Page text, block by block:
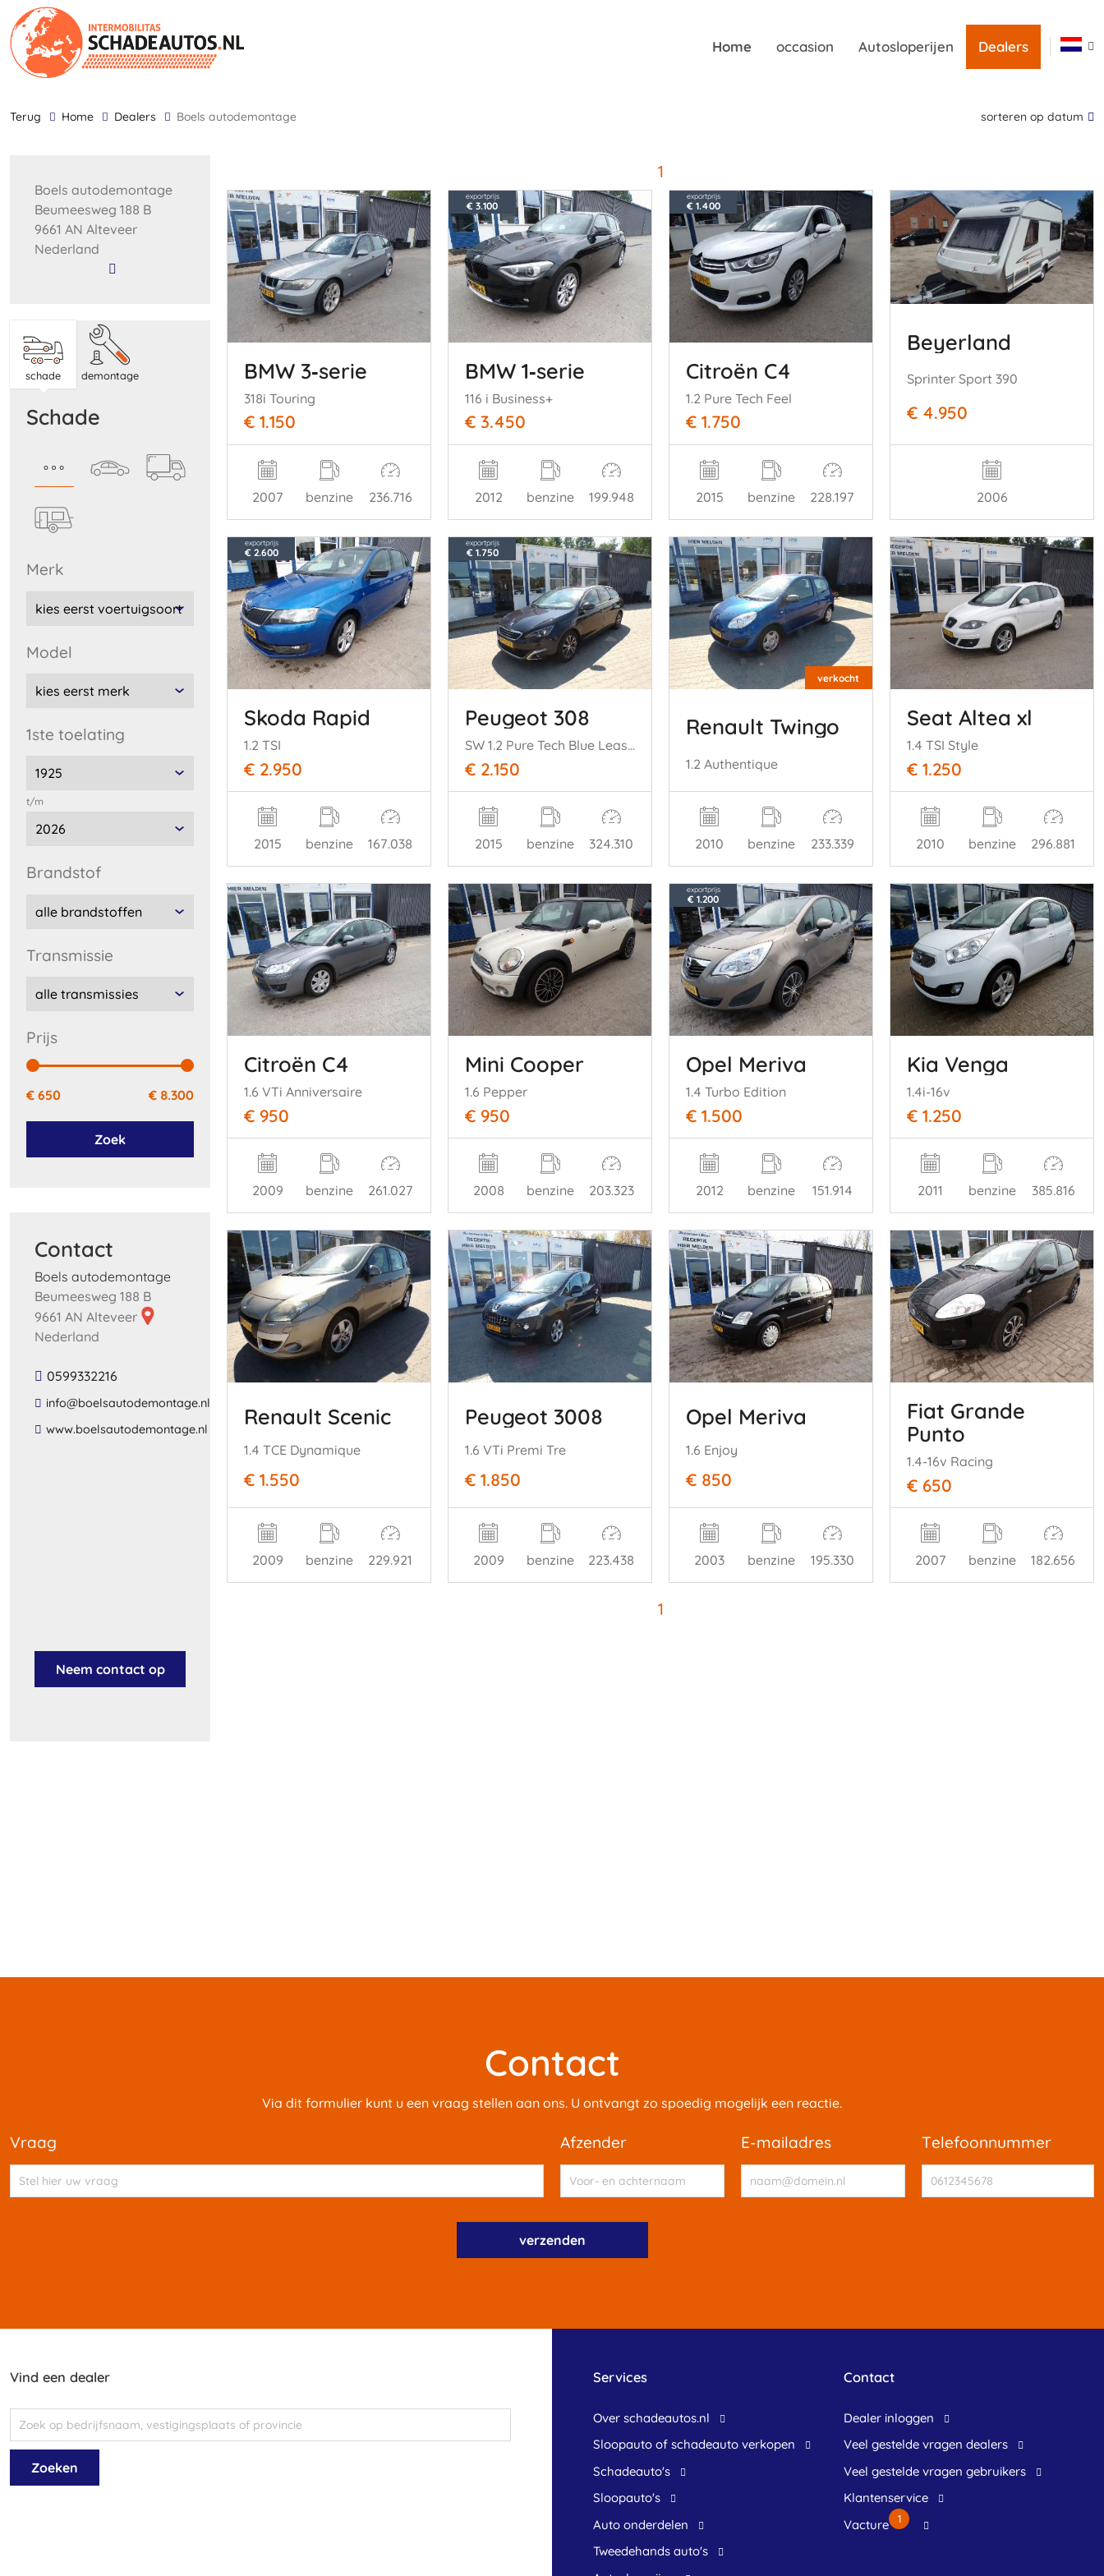
Home occasion Autosloperijen Dealers
terug Home Dealers Boels autodemontage sorteren op datum
Boels autodemontage
Beumeesweg 188 B
9661 AN Alteveer
Nederland
schade demontage
schade
merk
model
1ste toelating
t/m
brandstof
transmissie
prijs
€ 650 € 8.300
Zoek
Contact
Boels autodemontage
Beumeesweg 188 B
9661 AN Alteveer
Nederland
0599332216
​info​@​boelsautodemontage​.​nl​
​www​.​boelsautodemontage​.​nl​
Neem contact op
1
BMW 3‑serie
318i Touring
€ 1.150
2007 benzine 236.716
exportprijs
€ 3.100
BMW 1‑serie
116 i Business+
€ 3.450
2012 benzine 199.948
exportprijs
€ 1.400
Citroën C4
1.2 Pure Tech Feel
€ 1.750
2015 benzine 228.197
Beyerland
Sprinter Sport 390
€ 4.950
2006
exportprijs
€ 2.600
Skoda Rapid
1.2 TSI
€ 2.950
2015 benzine 167.038
exportprijs
€ 1.750
Peugeot 308
SW 1.2 Pure Tech Blue Lease Premium
€ 2.150
2015 benzine 324.310
verkocht
Renault Twingo
1.2 Authentique
2010 benzine 233.339
Seat Altea xl
1.4 TSI Style
€ 1.250
2010 benzine 296.881
Citroën C4
1.6 VTi Anniversaire
€ 950
2009 benzine 261.027
Mini Cooper
1.6 Pepper
€ 950
2008 benzine 203.323
exportprijs
€ 1.200
Opel Meriva
1.4 Turbo Edition
€ 1.500
2012 benzine 151.914
Kia Venga
1.4i-16v
€ 1.250
2011 benzine 385.816
Renault Scenic
1.4 TCE Dynamique
€ 1.550
2009 benzine 229.921
Peugeot 3008
1.6 VTi Premi Tre
€ 1.850
2009 benzine 223.438
Opel Meriva
1.6 Enjoy
€ 850
2003 benzine 195.330
Fiat Grande
Punto
1.4-16v Racing
€ 650
2007 benzine 182.656
1
Contact
Via dit formulier kunt u een vraag stellen aan ons. U ontvangt zo spoedig mogelijk een reactie.
vraag afzender e-mailadres telefoonnummer
Vind een dealer Services
Over schadeautos.nl
Sloopauto of schadeauto verkopen
Schadeauto's
Sloopauto's
Auto onderdelen
Tweedehands auto's
Contact
dealer inloggen
veel gestelde vragen dealers
veel gestelde vragen gebruikers
klantenservice
Vacture
1